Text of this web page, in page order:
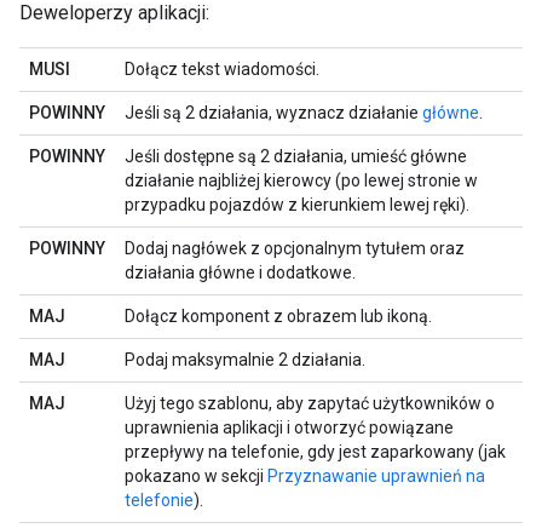
Deweloperzy aplikacji:
MUSI Dołącz tekst wiadomości.
POWINNY Jeśli są 2 działania, wyznacz działanie główne.
POWINNY
Jeśli dostępne są 2 działania, umieść główne
działanie najbliżej kierowcy (po lewej stronie w
przypadku pojazdów z kierunkiem lewej ręki).
POWINNY
Dodaj nagłówek z opcjonalnym tytułem oraz
działania główne i dodatkowe.
MAJ Dołącz komponent z obrazem lub ikoną.
MAJ Podaj maksymalnie 2 działania.
MAJ
Użyj tego szablonu, aby zapytać użytkowników o
uprawnienia aplikacji i otworzyć powiązane
przepływy na telefonie, gdy jest zaparkowany (jak
pokazano w sekcji Przyznawanie uprawnień na
telefonie).